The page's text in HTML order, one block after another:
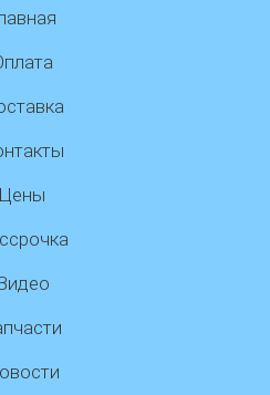
Цены